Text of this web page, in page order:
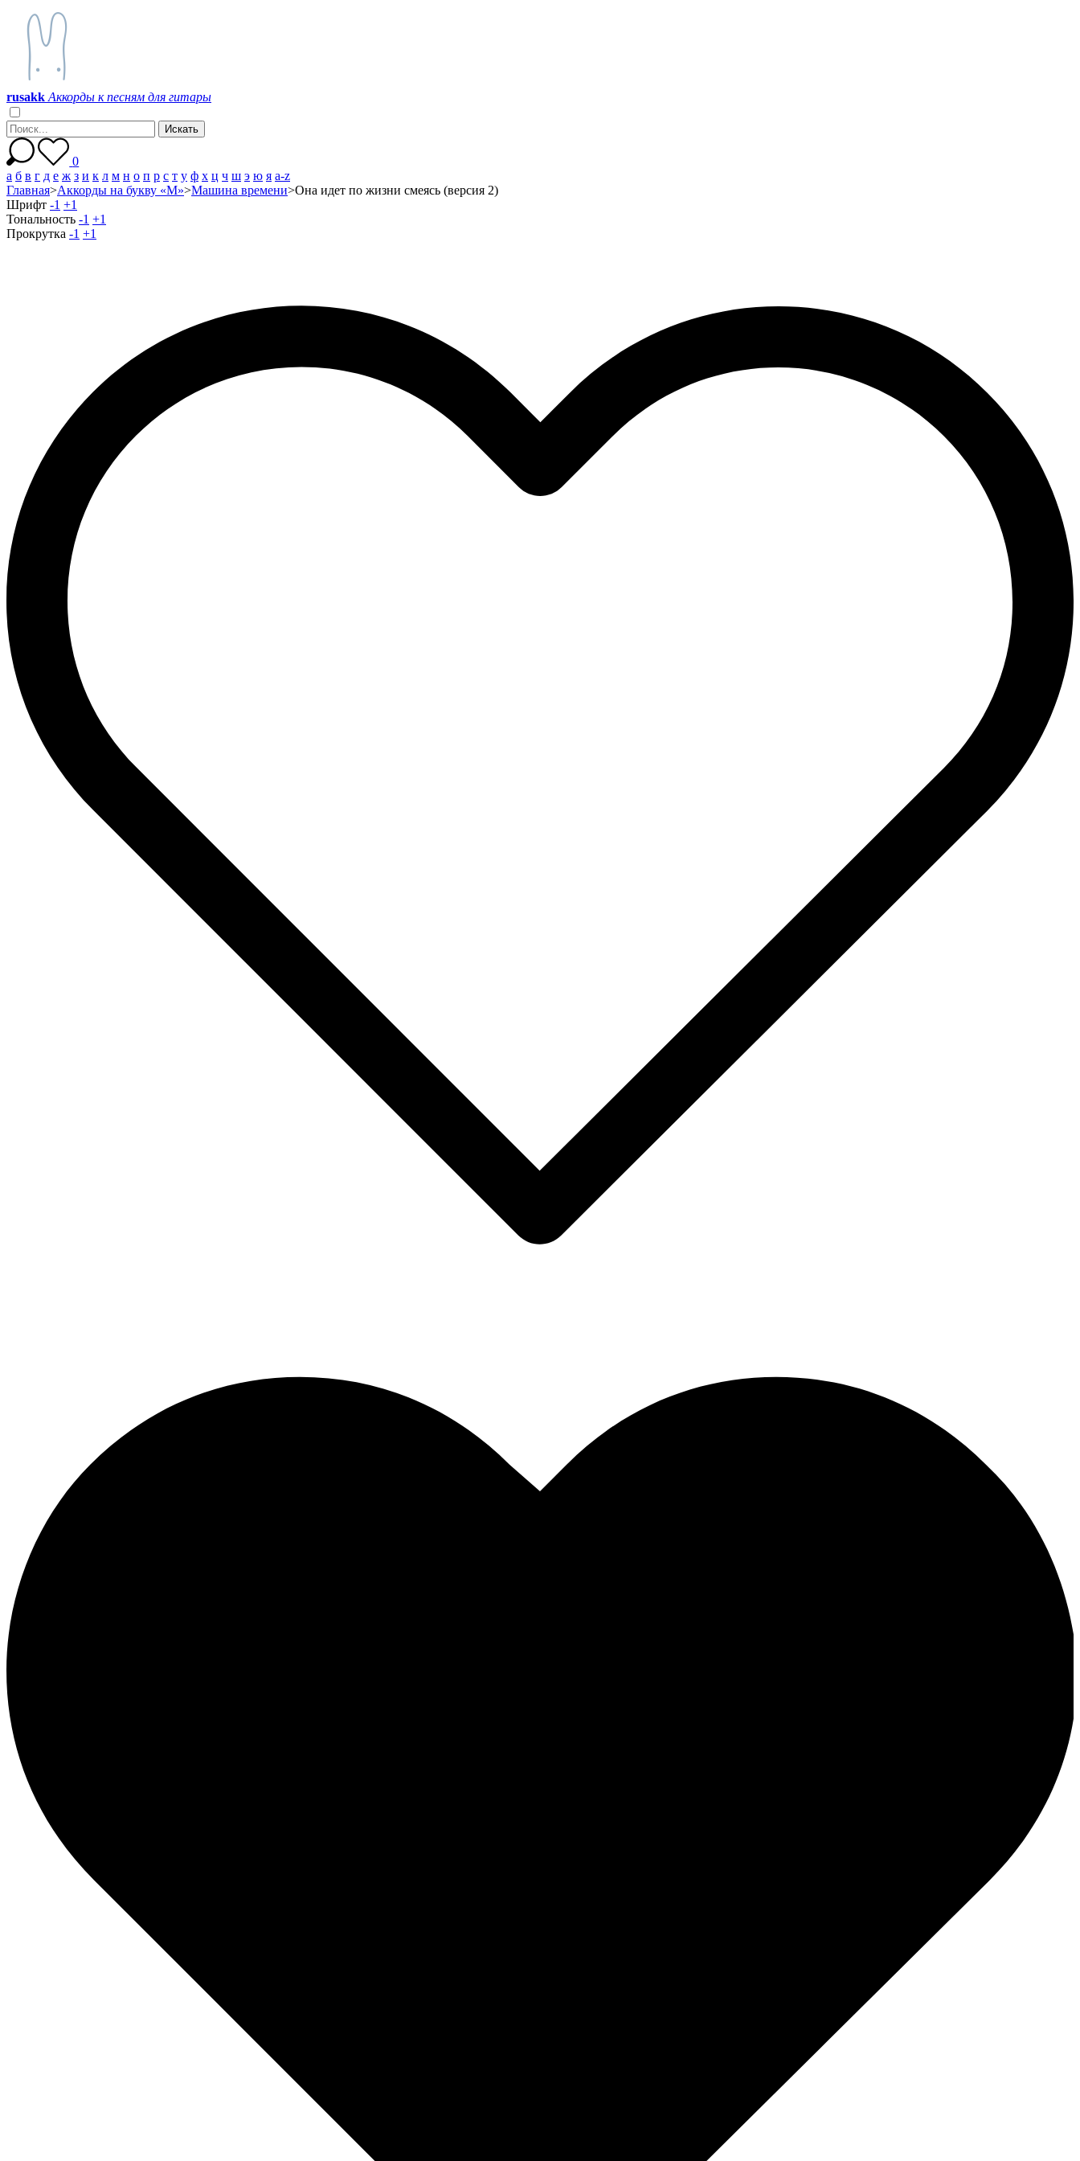
rusakk Аккорды к песням для гитары
0
а б в г д е ж з и к л м н о п р с т у ф х ц ч ш э ю я a-z
Главная>Аккорды на букву «М»>Машина времени>Она идет по жизни смеясь (версия 2)
Шрифт -1 +1
Тональность -1 +1
Прокрутка -1 +1